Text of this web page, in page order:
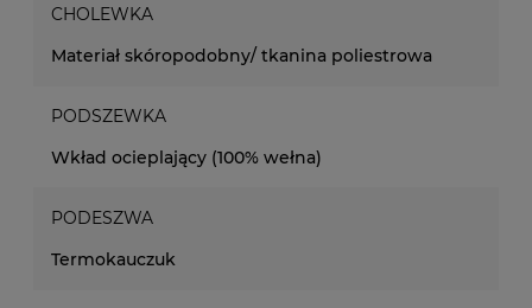
CHOLEWKA
Materiał skóropodobny/ tkanina poliestrowa
PODSZEWKA
Wkład ocieplający (100% wełna)
PODESZWA
Termokauczuk